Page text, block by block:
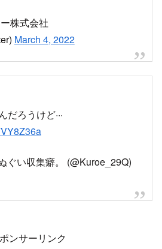
株式会社
March 4, 2022
ろうけど···
い収集癖。 (@Kuroe_29Q)
ンサーリンク